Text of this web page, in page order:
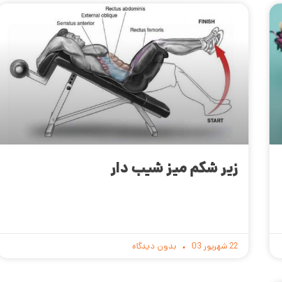
زیر شکم میز شیب دار
22 شهریور 03 بدون دیدگاه